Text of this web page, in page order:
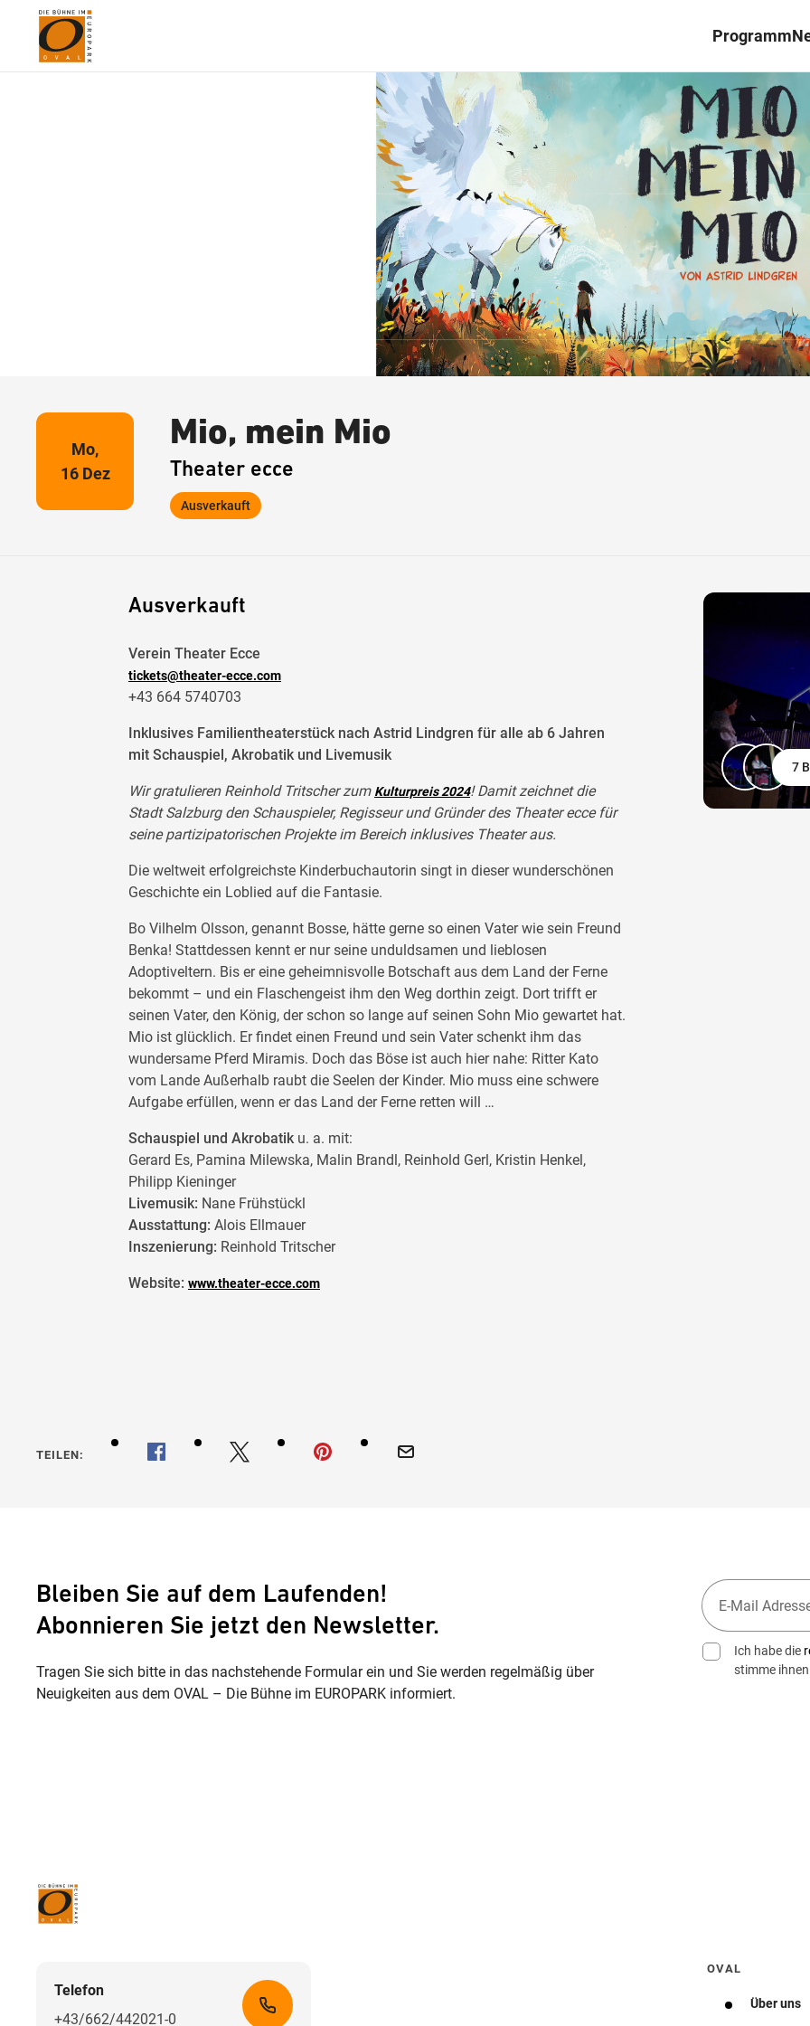
Programm
Mo,
16 Dez
Mio, mein Mio
Theater ecce
Ausverkauft
Ausverkauft
Verein Theater Ecce
tickets@theater-ecce.com
+43 664 5740703
Inklusives Familientheaterstück nach Astrid Lindgren für alle ab 6 Jahren
mit Schauspiel, Akrobatik und Livemusik
Wir gratulieren Reinhold Tritscher zum Kulturpreis 2024! Damit zeichnet die
Stadt Salzburg den Schauspieler, Regisseur und Gründer des Theater ecce für
seine partizipatorischen Projekte im Bereich inklusives Theater aus.
Die weltweit erfolgreichste Kinderbuchautorin singt in dieser wunderschönen
Geschichte ein Loblied auf die Fantasie.
Bo Vilhelm Olsson, genannt Bosse, hätte gerne so einen Vater wie sein Freund
Benka! Stattdessen kennt er nur seine unduldsamen und lieblosen
Adoptiveltern. Bis er eine geheimnisvolle Botschaft aus dem Land der Ferne
bekommt – und ein Flaschengeist ihm den Weg dorthin zeigt. Dort trifft er
seinen Vater, den König, der schon so lange auf seinen Sohn Mio gewartet hat.
Mio ist glücklich. Er findet einen Freund und sein Vater schenkt ihm das
wundersame Pferd Miramis. Doch das Böse ist auch hier nahe: Ritter Kato
vom Lande Außerhalb raubt die Seelen der Kinder. Mio muss eine schwere
Aufgabe erfüllen, wenn er das Land der Ferne retten will …
Schauspiel und Akrobatiku. a. mit:
Gerard Es, Pamina Milewska, Malin Brandl, Reinhold Gerl, Kristin Henkel,
Philipp Kieninger
Livemusik: Nane Frühstückl
Ausstattung: Alois Ellmauer
Inszenierung: Reinhold Tritscher
Website: www.theater-ecce.com
7
TEILEN:
Bleiben Sie auf dem Laufenden!
Abonnieren Sie jetzt den Newsletter.
Tragen Sie sich bitte in das nachstehende Formular ein und Sie werden regelmäßig über
Neuigkeiten aus dem OVAL – Die Bühne im EUROPARK informiert.
Ich habe die
stimme
Telefon
+43/662/442021-0
OVAL
Über uns